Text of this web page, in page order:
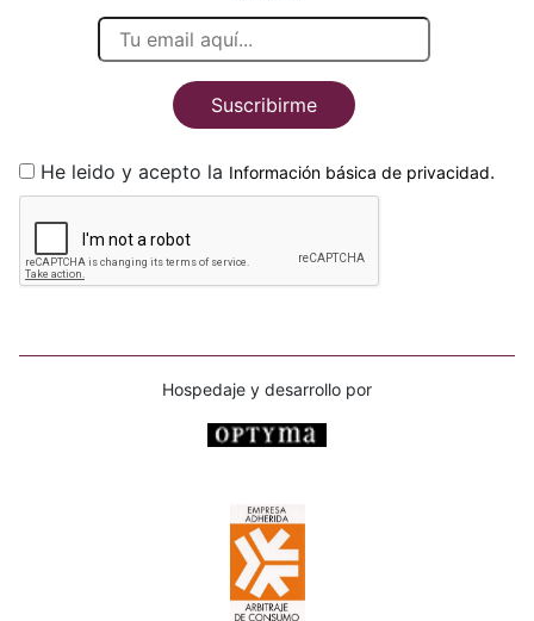
Suscribirme
He leido y acepto la Información básica de privacidad.
Hospedaje y desarrollo por